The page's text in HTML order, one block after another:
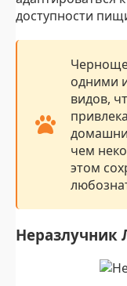
доступности
одними
видов,
чем
этом
Неразлучник